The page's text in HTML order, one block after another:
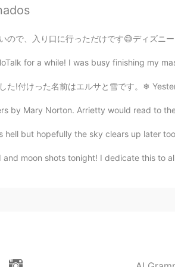
？😳
口に行っただけです😅ディズニーストアに行って楽しかった
for a while! I was busy finishing my
た名前はエルサと雪です。❄ Yesterday I bought 2 birds!
by Mary Norton. Arrietty would read to
hell but hopefully the sky clears up later
and moon shots tonight! I dedicate this to